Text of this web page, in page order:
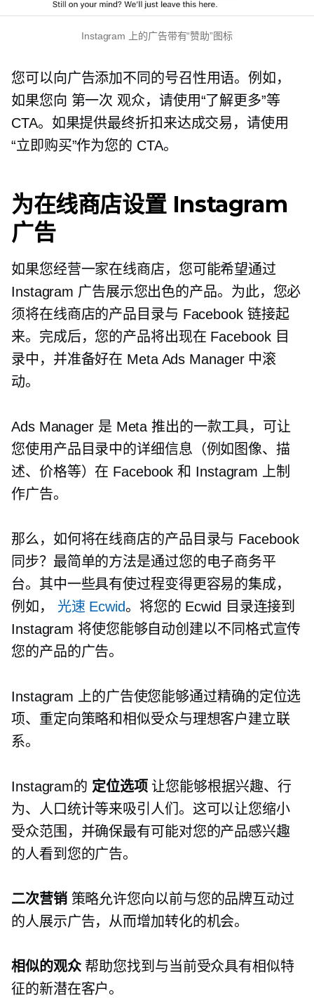
Instagram 上的广告带有“赞助”图标
您可以向广告添加不同的号召性用语。例如，
如果您向 第一次 观众，请使用“了解更多”等
CTA。如果提供最终折扣来达成交易，请使用
“立即购买”作为您的 CTA。
为在线商店设置 Instagram
广告
如果您经营一家在线商店，您可能希望通过
Instagram 广告展示您出色的产品。为此，您必
须将在线商店的产品目录与 Facebook 链接起
来。完成后，您的产品将出现在 Facebook 目
录中，并准备好在 Meta Ads Manager 中滚
动。
Ads Manager 是 Meta 推出的一款工具，可让
您使用产品目录中的详细信息（例如图像、描
述、价格等）在 Facebook 和 Instagram 上制
作广告。
那么，如何将在线商店的产品目录与 Facebook
同步？最简单的方法是通过您的电子商务平
台。其中一些具有使过程变得更容易的集成，
例如， 光速 Ecwid。将您的 Ecwid 目录连接到
Instagram 将使您能够自动创建以不同格式宣传
您的产品的广告。
Instagram 上的广告使您能够通过精确的定位选
项、重定向策略和相似受众与理想客户建立联
系。
Instagram的 定位选项让您能够根据兴趣、行
为、人口统计等来吸引人们。这可以让您缩小
受众范围，并确保最有可能对您的产品感兴趣
的人看到您的广告。
二次营销策略允许您向以前与您的品牌互动过
的人展示广告，从而增加转化的机会。
相似的观众帮助您找到与当前受众具有相似特
征的新潜在客户。